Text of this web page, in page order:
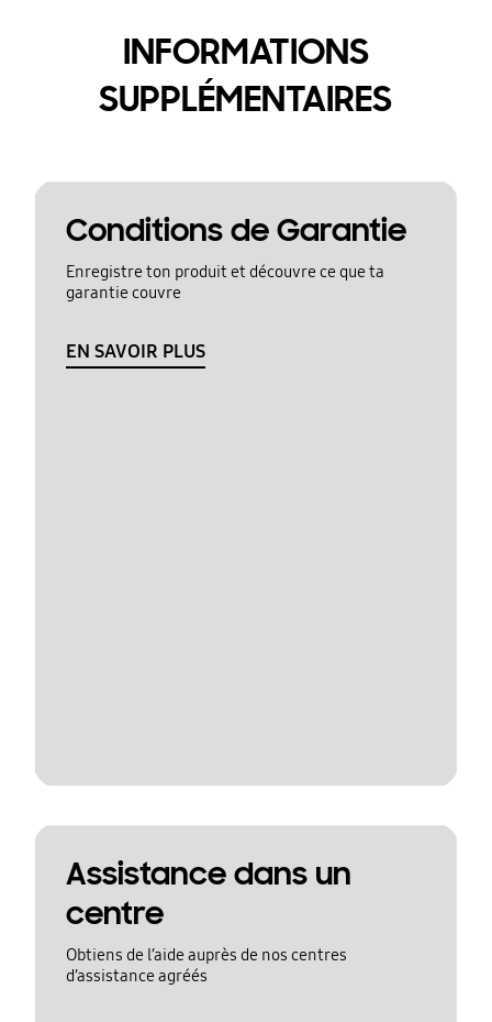
INFORMATIONS
SUPPLÉMENTAIRES
Conditions de Garantie
Enregistre ton produit et découvre ce que ta
garantie couvre
EN SAVOIR PLUS
Assistance dans un
centre
Obtiens de l’aide auprès de nos centres
d’assistance agréés